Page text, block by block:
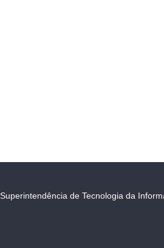
Superintendência de Tecnologia da